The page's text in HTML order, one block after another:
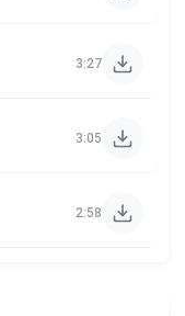
3:27
3:05
2:58